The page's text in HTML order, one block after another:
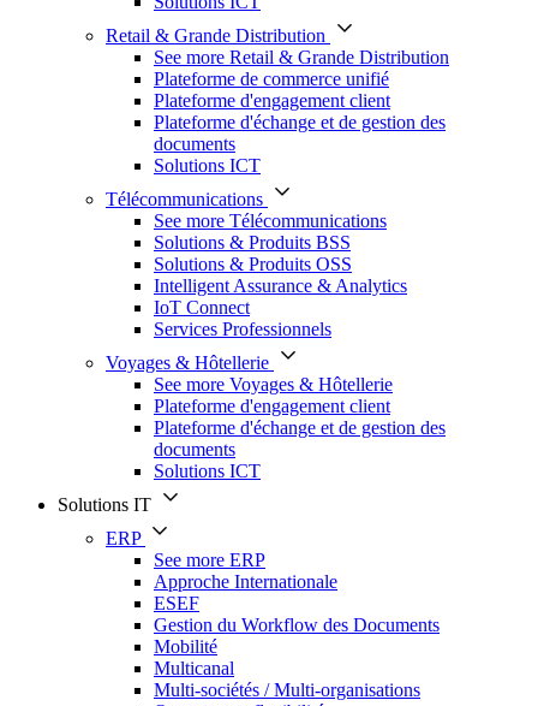
Retail & Grande Distribution
See more Retail & Grande Distribution
Plateforme de commerce unifié
Plateforme d'engagement client
Plateforme d'échange et de gestion des
documents
Solutions ICT
Télécommunications
See more Télécommunications
Solutions & Produits BSS
Solutions & Produits OSS
Intelligent Assurance & Analytics
IoT Connect
Services Professionnels
Voyages & Hôtellerie
See more Voyages & Hôtellerie
Plateforme d'engagement client
Plateforme d'échange et de gestion des
documents
Solutions ICT
Solutions IT
ERP
See more ERP
Approche Internationale
ESEF
Gestion du Workflow des Documents
Mobilité
Multicanal
Multi-sociétés / Multi-organisations